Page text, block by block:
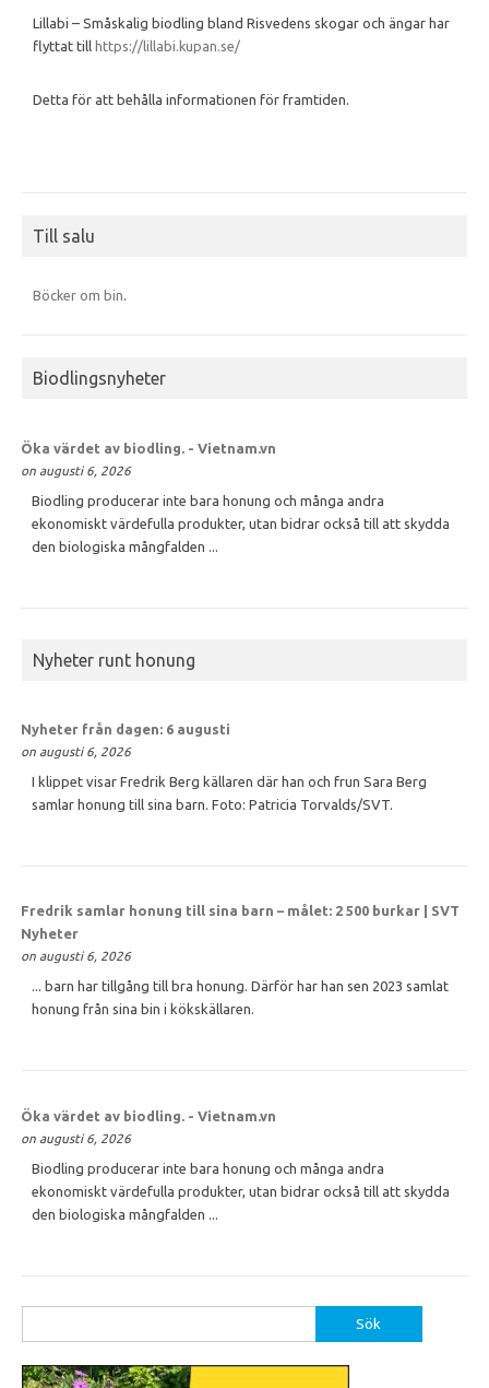
Lillabi – Småskalig biodling bland Risvedens skogar och ängar har
flyttat till https://lillabi.kupan.se/
Detta för att behålla informationen för framtiden.
Till salu
Böcker om bin.
Biodlingsnyheter
Öka värdet av biodling. - Vietnam.vn
on augusti 6, 2026
Biodling producerar inte bara honung och många andra
ekonomiskt värdefulla produkter, utan bidrar också till att skydda
den biologiska mångfalden ...
Nyheter runt honung
Nyheter från dagen: 6 augusti
on augusti 6, 2026
I klippet visar Fredrik Berg källaren där han och frun Sara Berg
samlar honung till sina barn. Foto: Patricia Torvalds/SVT.
Fredrik samlar honung till sina barn – målet: 2 500 burkar | SVT
Nyheter
on augusti 6, 2026
... barn har tillgång till bra honung. Därför har han sen 2023 samlat
honung från sina bin i kökskällaren.
Öka värdet av biodling. - Vietnam.vn
on augusti 6, 2026
Biodling producerar inte bara honung och många andra
ekonomiskt värdefulla produkter, utan bidrar också till att skydda
den biologiska mångfalden ...
efter: